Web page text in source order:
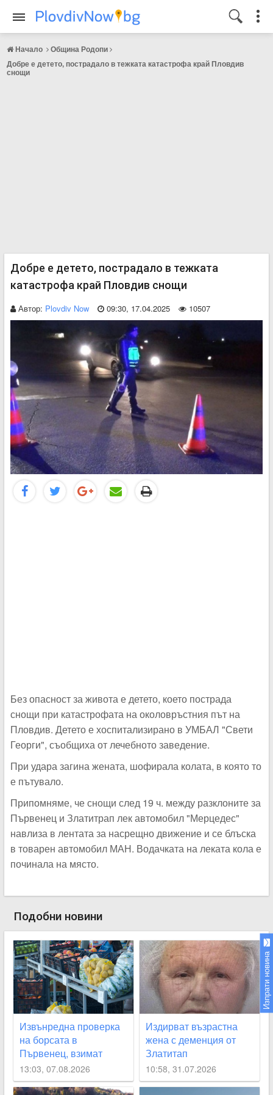
Начало
Община Родопи
Добре е детето, пострадало в тежката катастрофа край Пловдив
снощи
Добре е детето, пострадало в тежката
катастрофа край Пловдив снощи
Автор: Plovdiv Now 09:30, 17.04.2025 10507
Без опасност за живота е детето, което пострада
снощи при катастрофата на околовръстния път на
Пловдив. Детето е хоспитализирано в УМБАЛ "Свети
Георги", съобщиха от лечебното заведение.
При удара загина жената, шофирала колата, в която то
е пътувало.
Припомняме, че снощи след 19 ч. между разклоните за
Първенец и Златитрап лек автомобил "Мерцедес"
навлиза в лентата за насрещно движение и се блъска
в товарен автомобил МАН. Водачката на леката кола е
починала на място.
Подобни новини
Извънредна проверка
на борсата в
Първенец, взимат
проби за наличие на
пестициди
13:03, 07.08.2026
Издирват възрастна
жена с деменция от
Златитап
10:58, 31.07.2026
Изпрати новина